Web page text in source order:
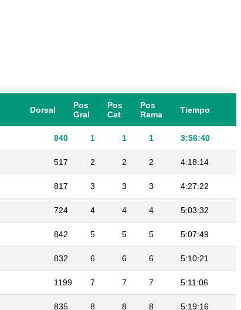
Dorsal
Pos
Gral
Pos
Cat
Pos
Rama
Tiempo
840 1 1 1 3:56:40
517 2 2 2 4:18:14
817 3 3 3 4:27:22
724 4 4 4 5:03:32
842 5 5 5 5:07:49
832 6 6 6 5:10:21
1199 7 7 7 5:11:06
835 8 8 8 5:19:16